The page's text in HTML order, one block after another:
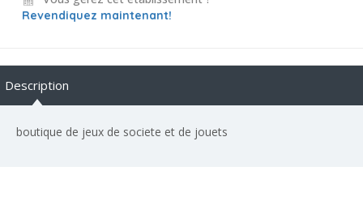
Revendiquez maintenant!
Description
boutique de jeux de societe et de jouets